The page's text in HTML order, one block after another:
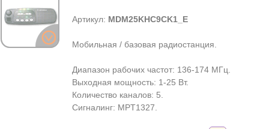
Артикул: MDM25KHC9CK1_E
Мобильная / базовая радиостанция.
Диапазон рабочих частот: 136-174 МГц.
Выходная мощность: 1-25 Вт.
Количество каналов: 5.
Сигналинг: MPT1327.